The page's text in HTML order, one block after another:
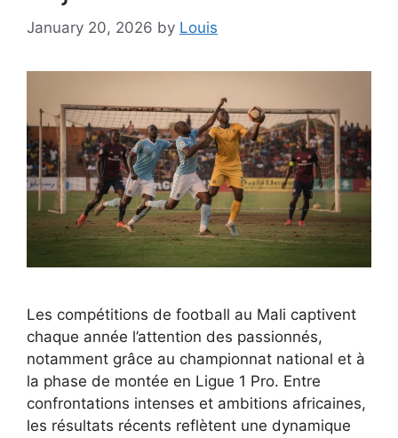
January 20, 2026 by Louis
Les compétitions de football au Mali captivent
chaque année l’attention des passionnés,
notamment grâce au championnat national et à
la phase de montée en Ligue 1 Pro. Entre
confrontations intenses et ambitions africaines,
les résultats récents reflètent une dynamique